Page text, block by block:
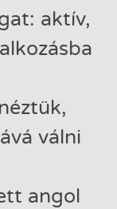
aktív,
válni
angol